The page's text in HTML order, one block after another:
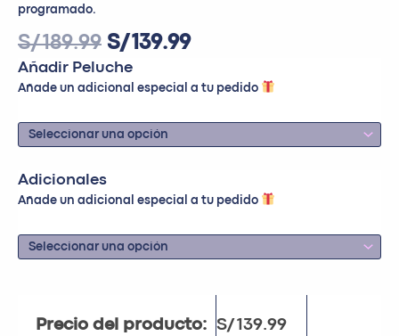
programado.
S/189.99 S/139.99
Añadir Peluche
Añade un adicional especial a tu pedido
Adicionales
Añade un adicional especial a tu pedido
Precio del producto: S/139.99